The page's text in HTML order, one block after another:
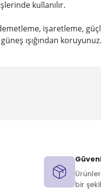
kullanılır.
işaretleme,
ışığından koruyunuz.
bir